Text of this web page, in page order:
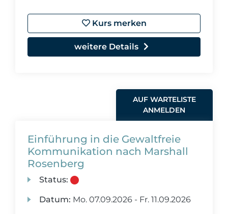
Kurs merken
weitere Details
AUF WARTELISTE
ANMELDEN
Einführung in die Gewaltfreie
Kommunikation nach Marshall
Rosenberg
Status:
Datum: Mo. 07.09.2026 - Fr. 11.09.2026